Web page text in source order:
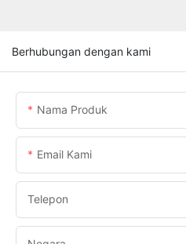
Berhubungan dengan kami
Nama Produk
Email Kami
Telepon